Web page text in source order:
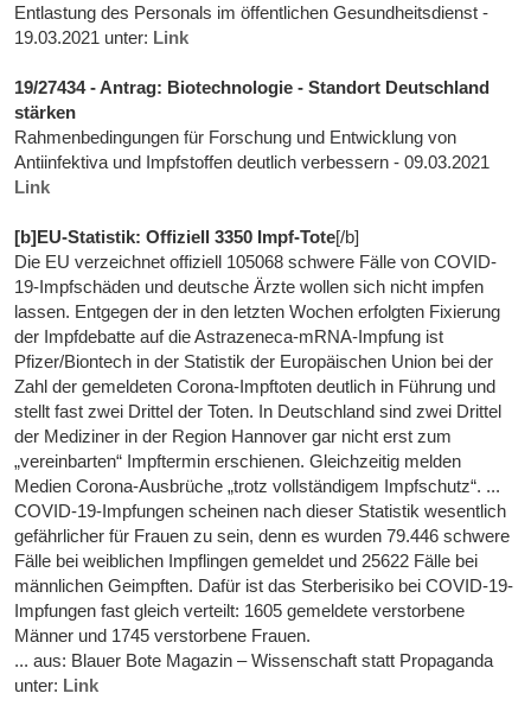
Entlastung des Personals im öffentlichen Gesundheitsdienst -
19.03.2021 unter: Link
19/27434 - Antrag: Biotechnologie - Standort Deutschland
stärken
Rahmenbedingungen für Forschung und Entwicklung von
Antiinfektiva und Impfstoffen deutlich verbessern - 09.03.2021
Link
[b]EU-Statistik: Offiziell 3350 Impf-Tote[/b]
Die EU verzeichnet offiziell 105068 schwere Fälle von COVID-
19-Impfschäden und deutsche Ärzte wollen sich nicht impfen
lassen. Entgegen der in den letzten Wochen erfolgten Fixierung
der Impfdebatte auf die Astrazeneca-mRNA-Impfung ist
Pfizer/Biontech in der Statistik der Europäischen Union bei der
Zahl der gemeldeten Corona-Impftoten deutlich in Führung und
stellt fast zwei Drittel der Toten. In Deutschland sind zwei Drittel
der Mediziner in der Region Hannover gar nicht erst zum
„vereinbarten“ Impftermin erschienen. Gleichzeitig melden
Medien Corona-Ausbrüche „trotz vollständigem Impfschutz“. ...
COVID-19-Impfungen scheinen nach dieser Statistik wesentlich
gefährlicher für Frauen zu sein, denn es wurden 79.446 schwere
Fälle bei weiblichen Impflingen gemeldet und 25622 Fälle bei
männlichen Geimpften. Dafür ist das Sterberisiko bei COVID-19-
Impfungen fast gleich verteilt: 1605 gemeldete verstorbene
Männer und 1745 verstorbene Frauen.
... aus: Blauer Bote Magazin – Wissenschaft statt Propaganda
unter: Link